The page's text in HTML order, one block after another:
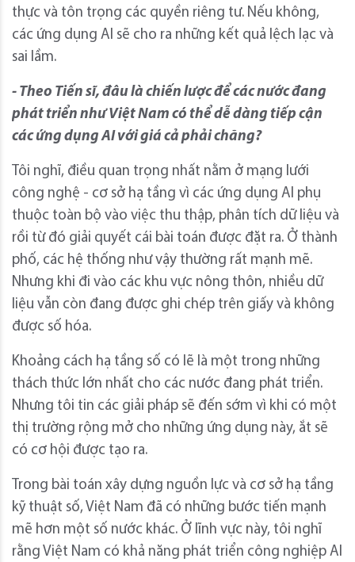
thực và tôn trọng các quyền riêng tư. Nếu không,
các ứng dụng AI sẽ cho ra những kết quả lệch lạc và
sai lầm.
- Theo Tiến sĩ, đâu là chiến lược để các nước đang
phát triển như Việt Nam có thể dễ dàng tiếp cận
các ứng dụng AI với giá cả phải chăng?
Tôi nghĩ, điều quan trọng nhất nằm ở mạng lưới
công nghệ - cơ sở hạ tầng vì các ứng dụng AI phụ
thuộc toàn bộ vào việc thu thập, phân tích dữ liệu và
rồi từ đó giải quyết cái bài toán được đặt ra. Ở thành
phố, các hệ thống như vậy thường rất mạnh mẽ.
Nhưng khi đi vào các khu vực nông thôn, nhiều dữ
liệu vẫn còn đang được ghi chép trên giấy và không
được số hóa.
Khoảng cách hạ tầng số có lẽ là một trong những
thách thức lớn nhất cho các nước đang phát triển.
Nhưng tôi tin các giải pháp sẽ đến sớm vì khi có một
thị trường rộng mở cho những ứng dụng này, ắt sẽ
có cơ hội được tạo ra.
Trong bài toán xây dựng nguồn lực và cơ sở hạ tầng
kỹ thuật số, Việt Nam đã có những bước tiến mạnh
mẽ hơn một số nước khác. Ở lĩnh vực này, tôi nghĩ
rằng Việt Nam có khả năng phát triển công nghiệp AI